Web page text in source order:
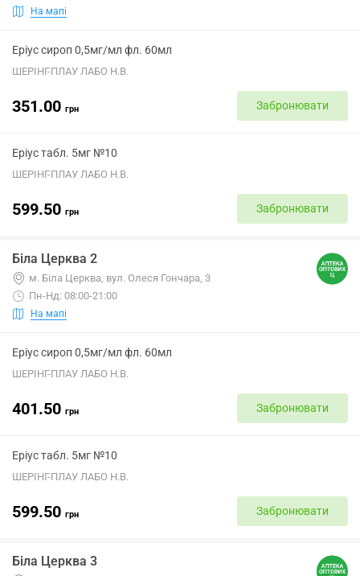
На мапі
Еріус сироп 0,5мг/мл фл. 60мл
ШЕРІНГ-ПЛАУ ЛАБО Н.В.
351.00 грн Забронювати
Еріус табл. 5мг №10
ШЕРІНГ-ПЛАУ ЛАБО Н.В.
599.50 грн Забронювати
Біла Церква 2
м. Біла Церква, вул. Олеся Гончара, 3
Пн-Нд: 08:00-21:00
На мапі
Еріус сироп 0,5мг/мл фл. 60мл
ШЕРІНГ-ПЛАУ ЛАБО Н.В.
401.50 грн Забронювати
Еріус табл. 5мг №10
ШЕРІНГ-ПЛАУ ЛАБО Н.В.
599.50 грн Забронювати
Біла Церква 3